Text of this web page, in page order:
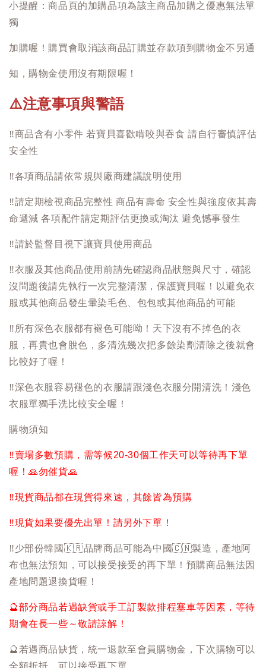
小提醒：商品頁的加購品項為該主商品加購之優惠無法單
獨
加購喔！購買會取消該商品訂購並存款項到購物金不另通
知，購物金使用沒有期限喔！
⚠️注意事項與警語
‼️商品含有小零件 若寶貝喜歡啃咬與吞食 請自行審慎評估
安全性
‼️各項商品請依常規與廠商建議說明使用
‼️請定期檢視商品完整性 商品有壽命 安全性與強度依其壽
命遞減 各項配件請定期評估更換或淘汰 避免憾事發生
‼️請於監督目視下讓寶貝使用商品
‼️衣服及其他商品使用前請先確認商品狀態與尺寸，確認
沒問題後請先執行一次完整清潔，保護寶貝喔！以避免衣
服或其他商品發生暈染毛色、包包或其他商品的可能
‼️ 所有深色衣服都有褪色可能呦！天下沒有不掉色的衣
服，再貴也會脫色，多清洗幾次把多餘染劑清除之後就會
比較好了喔！
‼️深色衣服容易褪色的衣服請跟淺色衣服分開清洗！淺色
衣服單獨手洗比較安全喔！
購物須知
‼️賣場多數預購，需等候20-30個工作天可以等待再下單
喔！🙏勿催貨🙏
‼️現貨商品都在現貨得來速，其餘皆為預購
‼️現貨如果要優先出單！請另外下單！
‼️少部份韓國 🇰🇷品牌商品可能為中國🇨🇳製造，產地阿
布也無法預知，可以接受接受的再下單！預購商品無法因
產地問題退換貨喔！
🔮部分商品若遇缺貨或手工訂製款排程塞車等因素，等待
期會在長一些～敬請諒解！
🔮 若遇商品缺貨，統一退款至會員購物金，下次購物可以